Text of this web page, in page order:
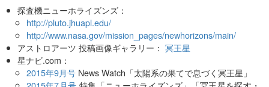
探査機ニューホライズンズ：
http://pluto.jhuapl.edu/
http://www.nasa.gov/mission_pages/newhorizons/main/
アストロアーツ 投稿画像ギャラリー：冥王星
星ナビ.com：
2015年9月号News Watch「太陽系の果てで息づく冥王星」